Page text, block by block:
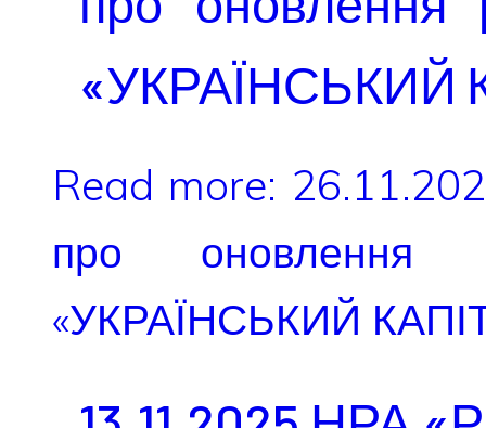
«УКРАЇНСЬКИЙ
Read more:
про оновлення
«УКРАЇНСЬКИЙ